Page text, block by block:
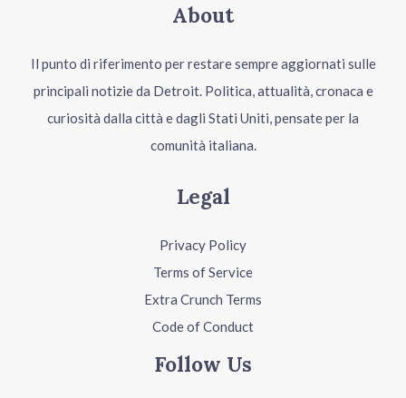
About
Il punto di riferimento per restare sempre aggiornati sulle
principali notizie da Detroit. Politica, attualità, cronaca e
curiosità dalla città e dagli Stati Uniti, pensate per la
comunità italiana.
Legal
Privacy Policy
Terms of Service
Extra Crunch Terms
Code of Conduct
Follow Us